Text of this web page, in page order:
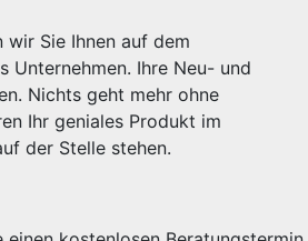
wir Sie Ihnen auf dem
Unternehmen. Ihre Neu- und
Nichts geht mehr ohne
Ihr geniales Produkt im
der Stelle stehen.